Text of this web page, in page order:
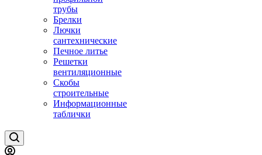
трубы
Брелки
Лючки
сантехнические
Печное литье
Решетки
вентиляционные
Скобы
строительные
Информационные
таблички